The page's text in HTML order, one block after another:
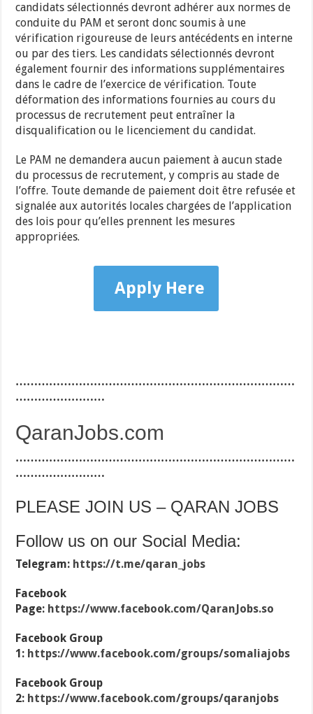
candidats sélectionnés devront adhérer aux normes de
conduite du PAM et seront donc soumis à une
vérification rigoureuse de leurs antécédents en interne
ou par des tiers. Les candidats sélectionnés devront
également fournir des informations supplémentaires
dans le cadre de l’exercice de vérification. Toute
déformation des informations fournies au cours du
processus de recrutement peut entraîner la
disqualification ou le licenciement du candidat.
Le PAM ne demandera aucun paiement à aucun stade
du processus de recrutement, y compris au stade de
l’offre. Toute demande de paiement doit être refusée et
signalée aux autorités locales chargées de l’application
des lois pour qu’elles prennent les mesures
appropriées.
Apply Here
…………………………………………………………………
……………………
QaranJobs.com
…………………………………………………………………
……………………
PLEASE JOIN US – QARAN JOBS
Follow us on our Social Media:
Telegram: https://t.me/qaran_jobs
Facebook
Page: https://www.facebook.com/QaranJobs.so
Facebook Group
1: https://www.facebook.com/groups/somaliajobs
Facebook Group
2: https://www.facebook.com/groups/qaranjobs